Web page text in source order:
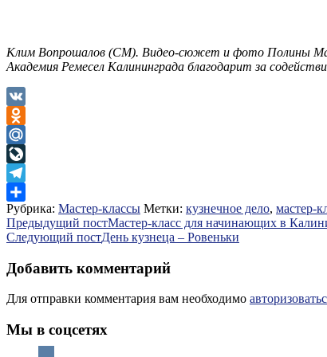
Клим Вопрошалов (СМ). Видео-сюжет и фото Полины
Академия Ремесел Калининграда благодарит за
VK
Odnoklassniki
Mail.Ru
LiveJournal
Telegram
Отправить
Рубрика: Мастер-классы Метки: кузнечное дело, мастер-
Навигация
по
записям
Предыдущий постМастер-класс для начинающих в
Следующий постДень кузнеца – Ровеньки
Добавить комментарий
Для отправки комментария вам необходимо
Мы в соцсетях